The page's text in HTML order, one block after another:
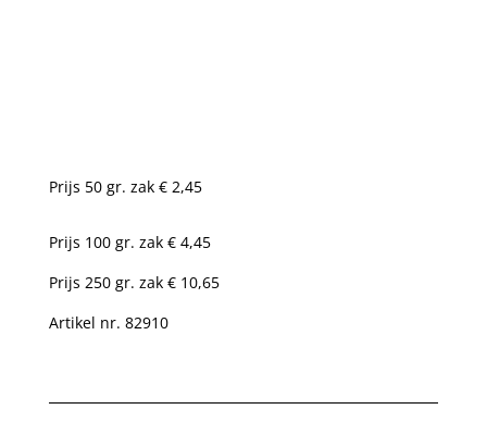
Prijs 50 gr. zak € 2,45
Prijs 100 gr. zak € 4,45
Prijs 250 gr. zak € 10,65
Artikel nr. 82910